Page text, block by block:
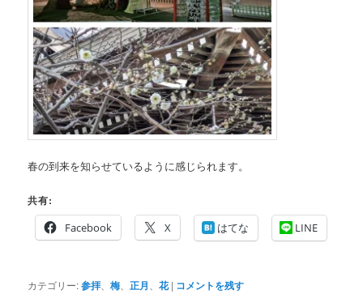
春の到来を知らせているように感じられます。
共有:
Facebook
X はてな LINE
カテゴリー:参拝、梅、正月、花 | コメントを残す